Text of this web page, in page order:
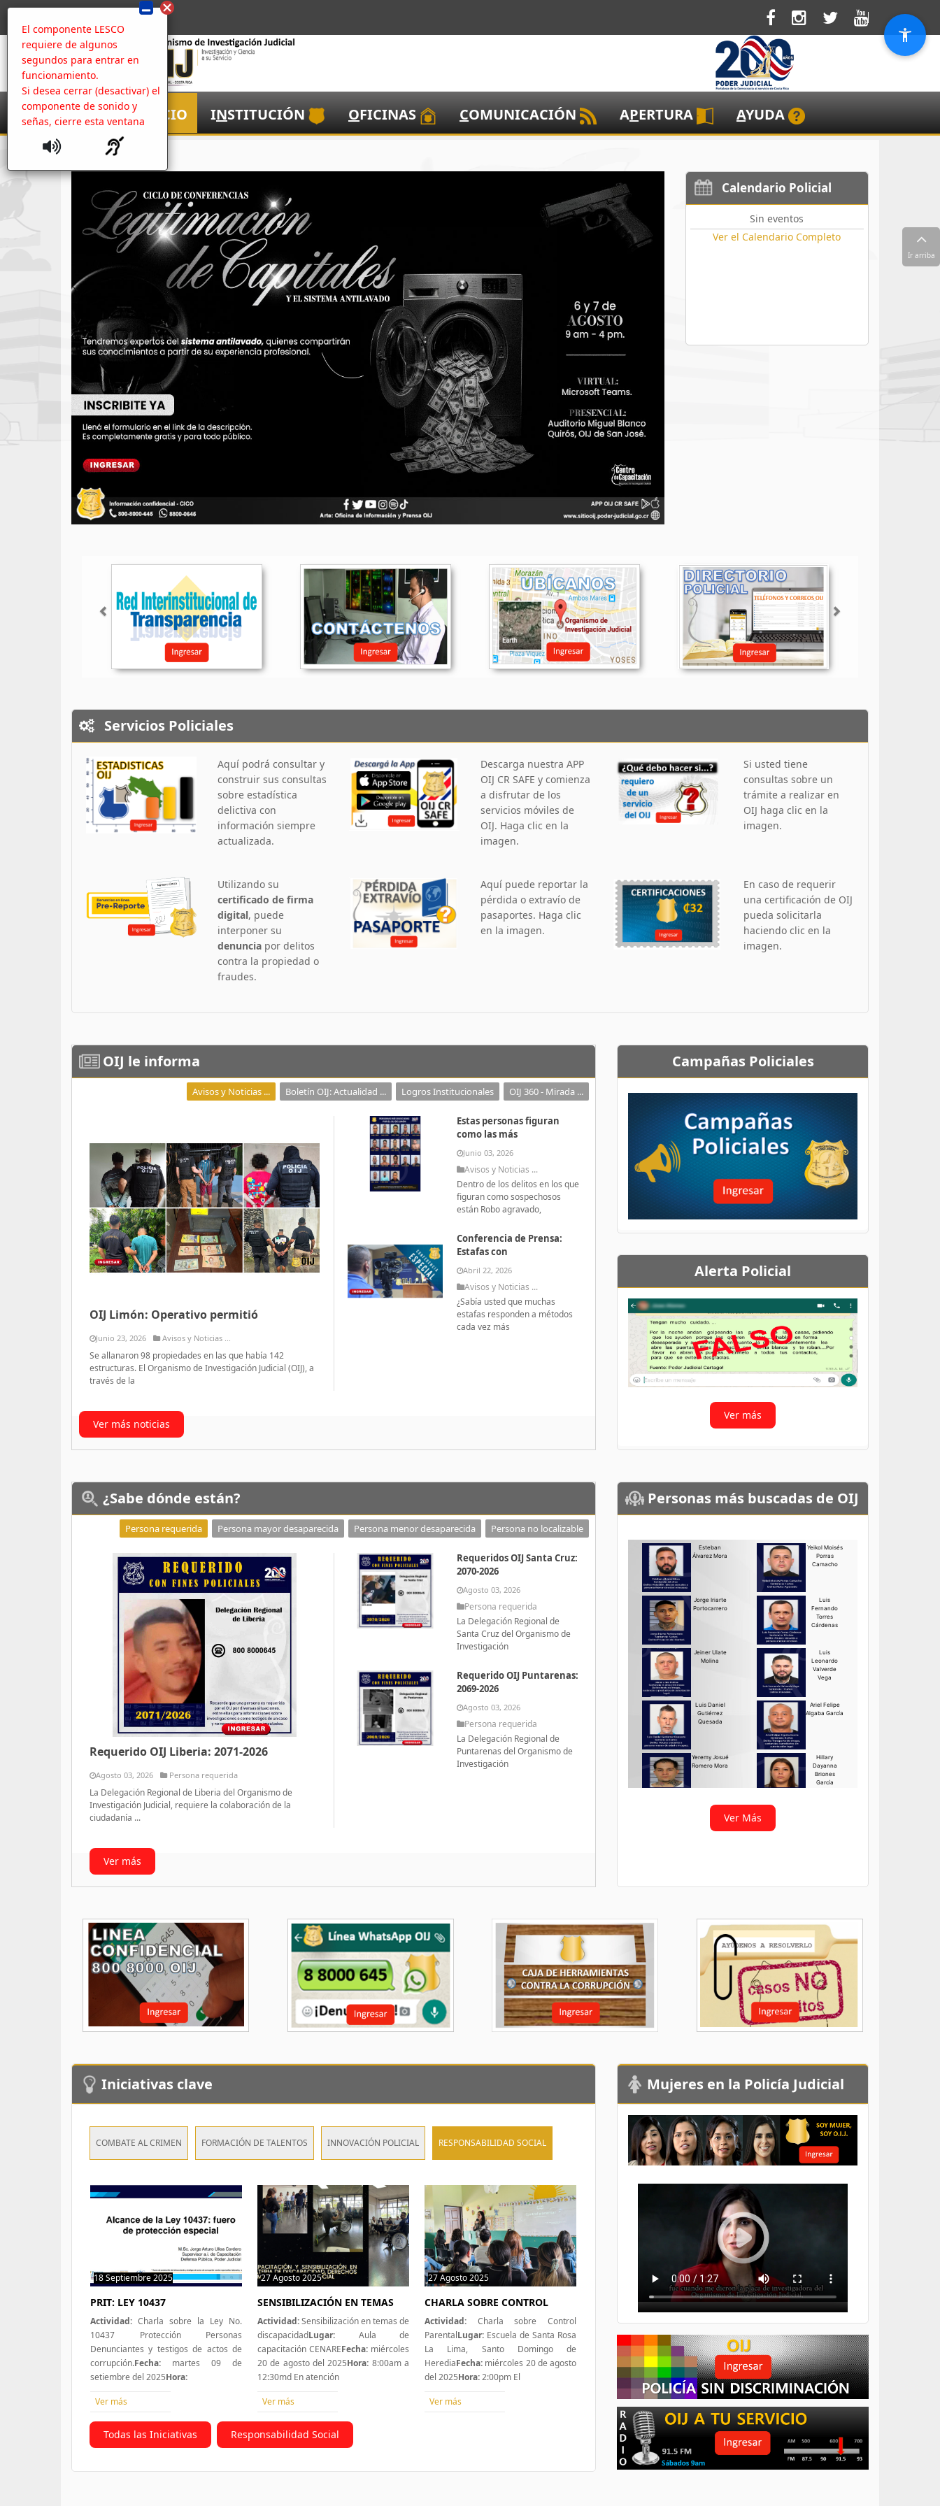
El componente LESCO
requiere de algunos
segundos para entrar en
funcionamiento.
Si desea cerrar (desactivar) el
componente de sonido y
señas, cierre esta ventana
NICIO INSTITUCIÓN OFICINAS COMUNICACIÓN APERTURA AYUDA
Calendario Policial
Sin eventos
Ver el Calendario Completo
Anterior
Servicios Policiales
Aquí podrá consultar y
construir sus consultas
sobre estadística
delictiva con
información siempre
actualizada.
Descarga nuestra APP
OIJ CR SAFE y comienza
a disfrutar de los
servicios móviles de
OIJ. Haga clic en la
imagen.
Si usted tiene
consultas sobre un
trámite a realizar en
OIJ haga clic en la
imagen.
Utilizando su
certificado de firma
digital, puede
interponer su
denuncia por delitos
contra la propiedad o
fraudes.
Aquí puede reportar la
pérdida o extravío de
pasaportes. Haga clic
en la imagen.
En caso de requerir
una certificación de OIJ
pueda solicitarla
haciendo clic en la
imagen.
OIJ le informa
Avisos y Noticias ... Boletín OIJ: Actualidad ... Logros Institucionales OIJ 360 - Mirada ...
OIJ Limón: Operativo permitió
Junio 23, 2026 Avisos y Noticias ...
Se allanaron 98 propiedades en las que había 142
estructuras. El Organismo de Investigación Judicial (OIJ), a
través de la
Estas personas figuran
como las más
Junio 03, 2026
Avisos y Noticias ...
Dentro de los delitos en los que
figuran como sospechosos
están Robo agravado,
Conferencia de Prensa:
Estafas con
Abril 22, 2026
Avisos y Noticias ...
¿Sabía usted que muchas
estafas responden a métodos
cada vez más
Ver más noticias
Campañas Policiales
Alerta Policial
Ver más
¿Sabe dónde están?
Persona requerida Persona mayor desaparecida Persona menor desaparecida Persona no localizable
Requerido OIJ Liberia: 2071-2026
Agosto 03, 2026 Persona requerida
La Delegación Regional de Liberia del Organismo de
Investigación Judicial, requiere la colaboración de la
ciudadanía ...
Requeridos OIJ Santa Cruz:
2070-2026
Agosto 03, 2026
Persona requerida
La Delegación Regional de
Santa Cruz del Organismo de
Investigación
Requerido OIJ Puntarenas:
2069-2026
Agosto 03, 2026
Persona requerida
La Delegación Regional de
Puntarenas del Organismo de
Investigación
Ver más
Personas más buscadas de OIJ
Ver Más
Iniciativas clave
Todas las Iniciativas Responsabilidad Social
COMBATE AL CRIMEN FORMACIÓN DE TALENTOS INNOVACIÓN POLICIAL RESPONSABILIDAD SOCIAL
18 Septiembre 2025 0 hit
PRIT: LEY 10437
Actividad: Charla sobre la Ley No.
10437 Protección Personas
Denunciantes y testigos de actos de
corrupción.Fecha: martes 09 de
setiembre del 2025Hora:
Ver más
27 Agosto 2025 0 hit
SENSIBILIZACIÓN EN TEMAS
Actividad:Sensibilización en temas de
discapacidadLugar: Aula de
capacitación CENAREFecha: miércoles
20 de agosto del 2025Hora: 8:00am a
12:30md En atención
Ver más
27 Agosto 2025 1 hit
CHARLA SOBRE CONTROL
Actividad: Charla sobre Control
ParentalLugar: Escuela de Santa Rosa
La Lima, Santo Domingo de
HerediaFecha: miércoles 20 de agosto
del 2025Hora:2:00pm El
Ver más
Mujeres en la Policía Judicial
Ir arriba